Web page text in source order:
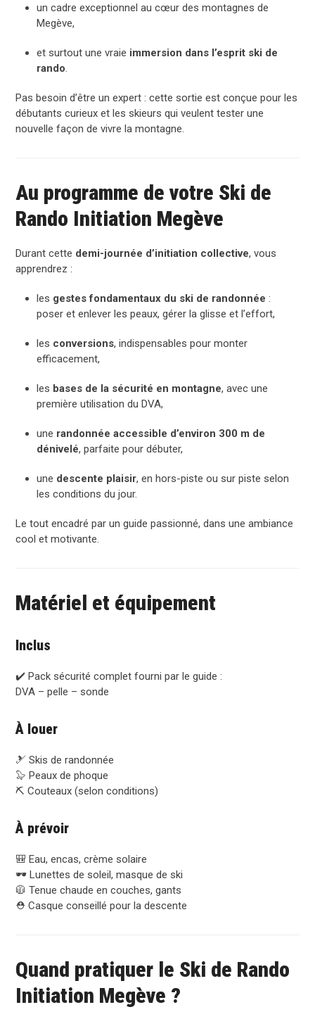
un cadre exceptionnel au cœur des montagnes de
Megève,
et surtout une vraie immersion dans l’esprit ski de
rando
Pas besoin d’être un expert : cette sortie est conçue pour les
débutants curieux et les skieurs qui veulent tester une
nouvelle façon de vivre la montagne.
Au programme de votre Ski de
Rando Initiation Megève
Durant cette demi-journée d’initiation collective, vous
apprendrez :
les gestes fondamentaux du ski de randonnée :
poser et enlever les peaux, gérer la glisse et l’effort,
les conversions, indispensables pour monter
efficacement,
les bases de la sécurité en montagne, avec une
première utilisation du DVA,
une randonnée accessible d’environ 300 m de
dénivelé, parfaite pour débuter,
une descente plaisir, en hors-piste ou sur piste selon
les conditions du jour.
Le tout encadré par un guide passionné, dans une ambiance
cool et motivante.
Matériel et équipement
Inclus
✔️ Pack sécurité complet fourni par le guide :
DVA – pelle – sonde
À louer
🎿 Skis de randonnée
🦭 Peaux de phoque
⛏️ Couteaux (selon conditions)
À prévoir
🎒 Eau, encas, crème solaire
🕶️ Lunettes de soleil, masque de ski
🧥 Tenue chaude en couches, gants
⛑️ Casque conseillé pour la descente
Quand pratiquer le Ski de Rando
Initiation Megève ?